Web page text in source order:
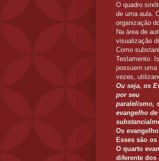
O quadro
de uma aula.
organização
Na área de
visualização
Como
Testamento.
possuem uma
vezes,
Ou seja, os
por seu
paralelismo,
evangelho
Os
Esses são
O quarto
diferente dos